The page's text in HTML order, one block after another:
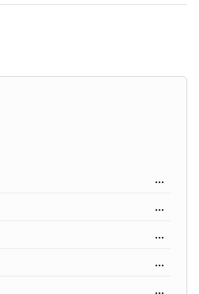
...
...
...
...
...